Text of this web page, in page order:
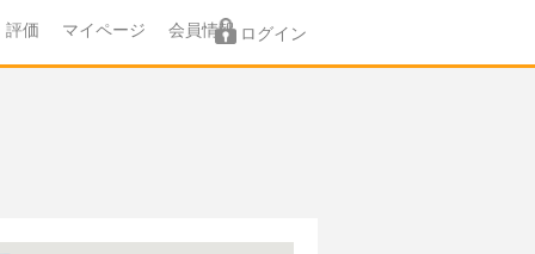
評価 マイページ 会員情報 ログイン